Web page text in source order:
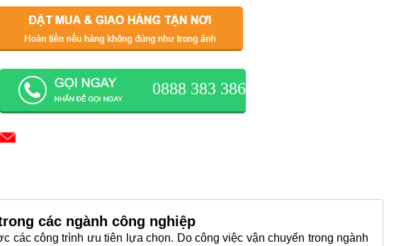
0888 383 386
các ngành công nghiệp
các công trình ưu tiên lựa chọn. Do công việc vận chuyển trong ngành